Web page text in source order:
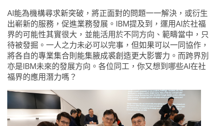
AI能為機構尋求新突破，將正面對的問題一一解決，或衍生
出嶄新的服務，促進業務發展。IBM提及到，運用AI於社福
界的可能性其實很大，並能活用於不同方向、範疇當中，只
待被發掘。一人之力未必可以完事，但如果可以一同協作，
將各自的專業集合則能集腋成裘創造更大影響力。而跨界別
亦是IBM未來的發展方向。各位同工，你又想到哪些AI在社
福界的應用潛力嗎？